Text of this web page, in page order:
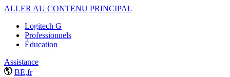
ALLER AU CONTENU PRINCIPAL
Logitech G
Professionnels
Éducation
Assistance
BE,fr